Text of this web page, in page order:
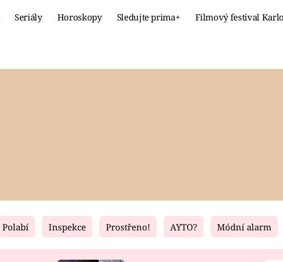
Seriály Horoskopy Sledujte prima+ Filmový festival
Fresh Living
Polabí Inspekce Prostřeno! AYTO? Módní alarm